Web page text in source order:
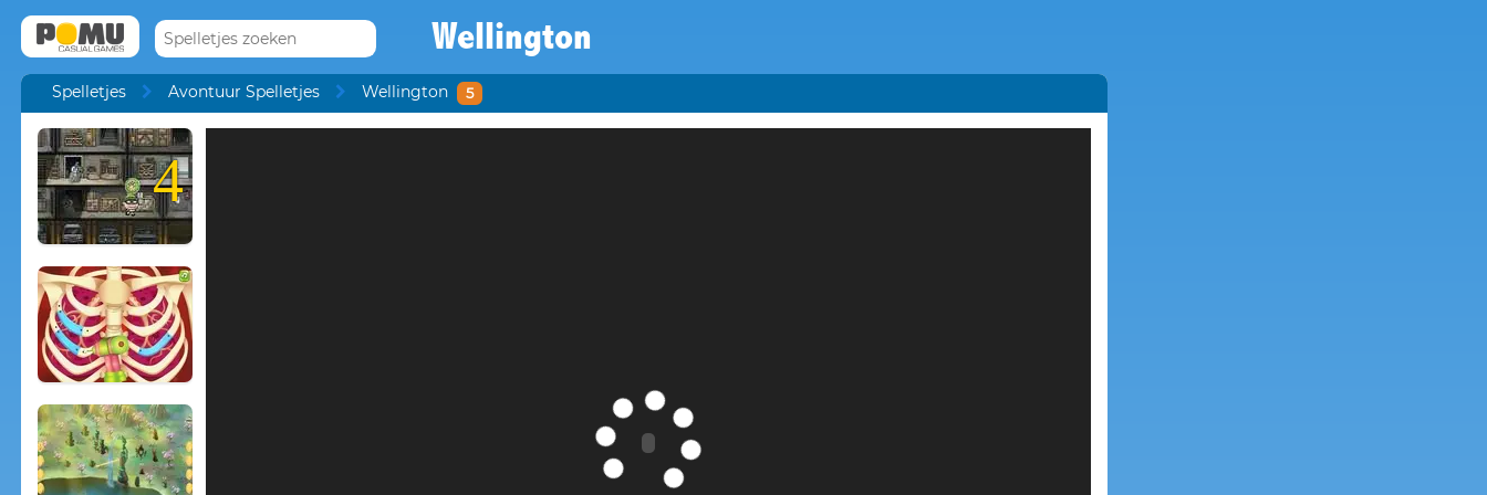
Wellington
Spelletjes Avontuur Spelletjes Wellington 5
4